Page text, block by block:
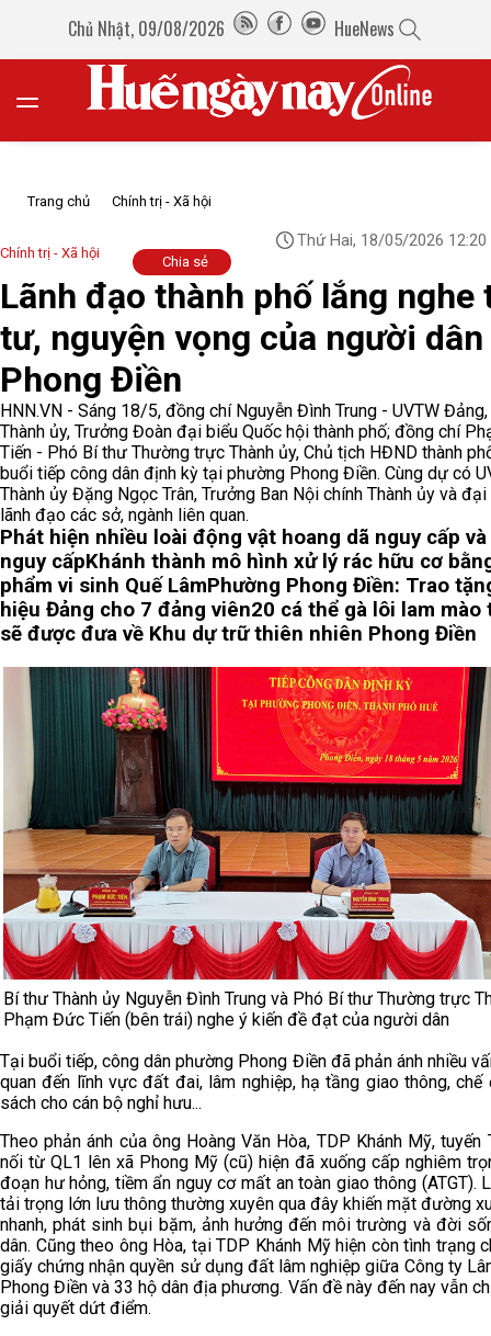
Chủ Nhật, 09/08/2026 HueNews
Trang chủ Chính trị - Xã hội
Chính trị - Xã hội
Thứ Hai, 18/05/2026 12:20
Chia sẻ
Lãnh đạo thành phố lắng nghe
tư, nguyện vọng của người dân
Phong Điền
HNN.VN - Sáng 18/5, đồng chí Nguyễn Đình Trung - UVTW
Thành ủy, Trưởng Đoàn đại biểu Quốc hội thành phố; đồng chí
Tiến - Phó Bí thư Thường trực Thành ủy, Chủ tịch HĐND thành
buổi tiếp công dân định kỳ tại phường Phong Điền. Cùng dự có
Thành ủy Đặng Ngọc Trân, Trưởng Ban Nội chính Thành ủy và đại
lãnh đạo các sở, ngành liên quan.
Phát hiện nhiều loài động vật hoang dã nguy cấp
nguy cấpKhánh thành mô hình xử lý rác hữu cơ
phẩm vi sinh Quế LâmPhường Phong Điền: Trao
hiệu Đảng cho 7 đảng viên20 cá thể gà lôi lam mào
sẽ được đưa về Khu dự trữ thiên nhiên Phong Điền
Bí thư Thành ủy Nguyễn Đình Trung và Phó Bí thư Thường trực
Phạm Đức Tiến (bên trái) nghe ý kiến đề đạt của người dân
Tại buổi tiếp, công dân phường Phong Điền đã phản ánh nhiều
quan đến lĩnh vực đất đai, lâm nghiệp, hạ tầng giao thông, chế
sách cho cán bộ nghỉ hưu...
Theo phản ánh của ông Hoàng Văn Hòa, TDP Khánh Mỹ, tuyến
nối từ QL1 lên xã Phong Mỹ (cũ) hiện đã xuống cấp nghiêm
đoạn hư hỏng, tiềm ẩn nguy cơ mất an toàn giao thông (ATGT).
tải trọng lớn lưu thông thường xuyên qua đây khiến mặt đường
nhanh, phát sinh bụi bặm, ảnh hưởng đến môi trường và đời
dân. Cũng theo ông Hòa, tại TDP Khánh Mỹ hiện còn tình trạng
giấy chứng nhận quyền sử dụng đất lâm nghiệp giữa Công ty
Phong Điền và 33 hộ dân địa phương. Vấn đề này đến nay vẫn
giải quyết dứt điểm.